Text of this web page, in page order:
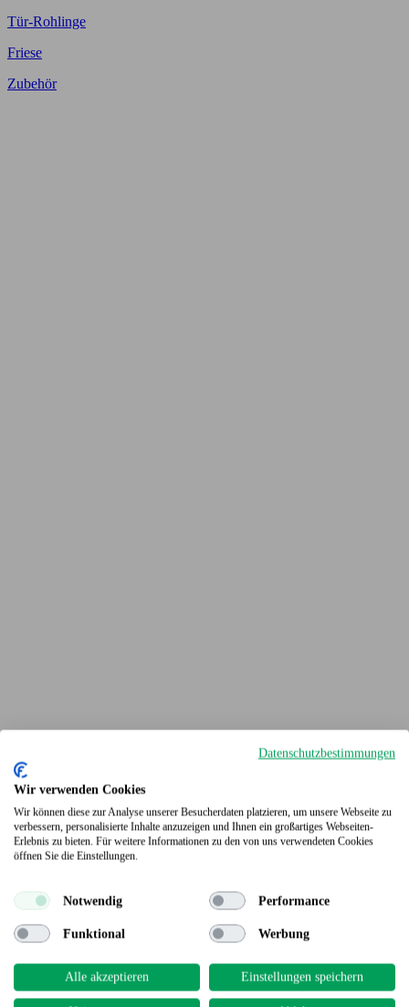
Tür-Rohlinge
Friese
Zubehör
Terrassendielen
Datenschutzbestimmungen
Wir verwenden Cookies
Wir können diese zur Analyse unserer Besucherdaten platzieren, um unsere Webseite zu
verbessern, personalisierte Inhalte anzuzeigen und Ihnen ein großartiges Webseiten-
Erlebnis zu bieten. Für weitere Informationen zu den von uns verwendeten Cookies
öffnen Sie die Einstellungen.
Notwendig Performance
Funktional Werbung
Alle akzeptieren Einstellungen speichern